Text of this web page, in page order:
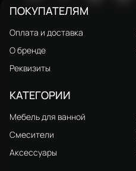
ПОКУПАТЕЛЯМ
Оплата и доставка
О бренде
Реквизиты
КАТЕГОРИИ
Мебель для ванной
Смесители
Аксессуары